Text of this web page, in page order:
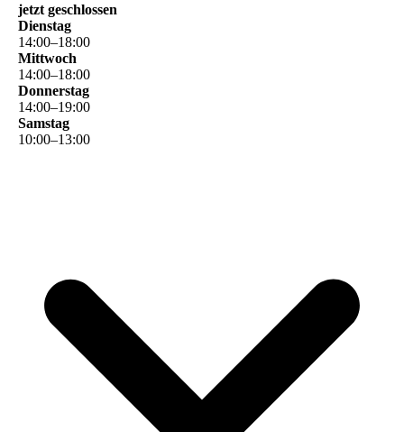
jetzt geschlossen
Dienstag
14:00–18:00
Mittwoch
14:00–18:00
Donnerstag
14:00–19:00
Samstag
10:00–13:00